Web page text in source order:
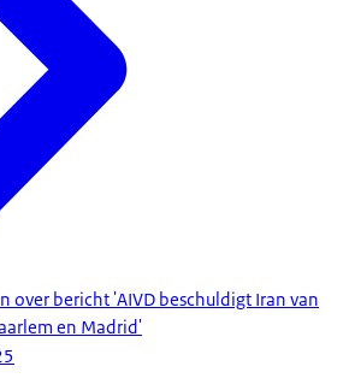
over bericht 'AIVD beschuldigt Iran van
en Madrid'